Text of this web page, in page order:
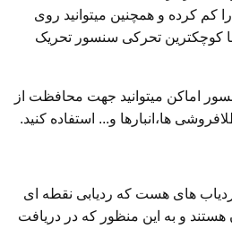
را کم کرده و همچنین میتوانید روی
با کوچکترین تحرکی سنسور تحریک
اماکن میتوانید جهت محافظت از
ها،انبارها و... استفاده کنید.
های هست که ردیابی نقطه ای
و به این منظور که در دریافت